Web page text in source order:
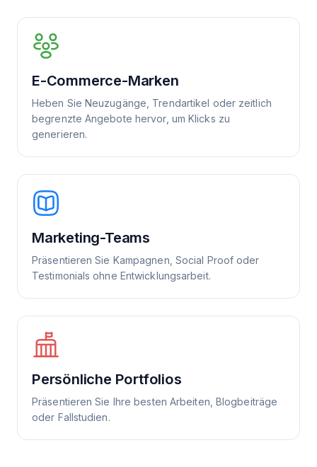
E-Commerce-Marken
Heben Sie Neuzugänge, Trendartikel oder zeitlich
begrenzte Angebote hervor, um Klicks zu
generieren.
Marketing-Teams
Präsentieren Sie Kampagnen, Social Proof oder
Testimonials ohne Entwicklungsarbeit.
Persönliche Portfolios
Präsentieren Sie Ihre besten Arbeiten, Blogbeiträge
oder Fallstudien.